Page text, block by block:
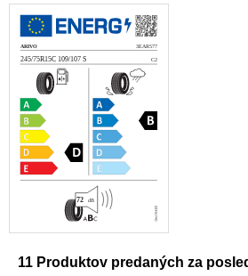
11 Produktov predaných za